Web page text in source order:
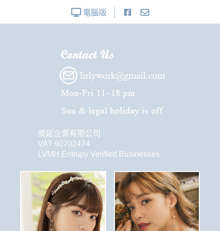
電腦版
樂延企業有限公司
VAT 90702474
LVMH Entrupy Verified Businesses